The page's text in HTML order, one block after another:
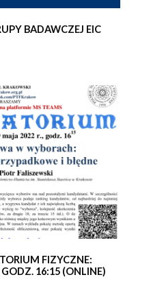
BADAWCZEJ EIC
FIZYCZNE:
16:15 (ONLINE)